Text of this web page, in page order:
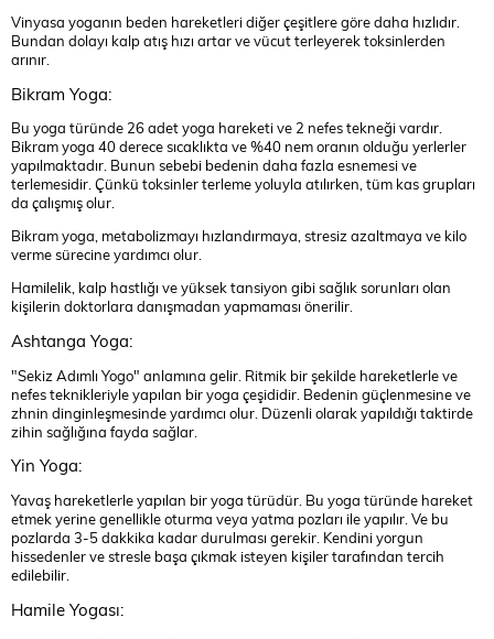
Vinyasa yoganın beden hareketleri diğer çeşitlere göre daha hızlıdır.
Bundan dolayı kalp atış hızı artar ve vücut terleyerek toksinlerden
arınır.
Bikram Yoga:
Bu yoga türünde 26 adet yoga hareketi ve 2 nefes tekneği vardır.
Bikram yoga 40 derece sıcaklıkta ve %40 nem oranın olduğu yerlerler
yapılmaktadır. Bunun sebebi bedenin daha fazla esnemesi ve
terlemesidir. Çünkü toksinler terleme yoluyla atılırken, tüm kas grupları
da çalışmış olur.
Bikram yoga, metabolizmayı hızlandırmaya, stresiz azaltmaya ve kilo
verme sürecine yardımcı olur.
Hamilelik, kalp hastlığı ve yüksek tansiyon gibi sağlık sorunları olan
kişilerin doktorlara danışmadan yapmaması önerilir.
Ashtanga Yoga:
"Sekiz Adımlı Yogo" anlamına gelir. Ritmik bir şekilde hareketlerle ve
nefes teknikleriyle yapılan bir yoga çeşididir. Bedenin güçlenmesine ve
zhnin dinginleşmesinde yardımcı olur. Düzenli olarak yapıldığı taktirde
zihin sağlığına fayda sağlar.
Yin Yoga:
Yavaş hareketlerle yapılan bir yoga türüdür. Bu yoga türünde hareket
etmek yerine genellikle oturma veya yatma pozları ile yapılır. Ve bu
pozlarda 3-5 dakkika kadar durulması gerekir. Kendini yorgun
hissedenler ve stresle başa çıkmak isteyen kişiler tarafından tercih
edilebilir.
Hamile Yogası: